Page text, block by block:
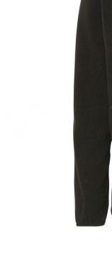
Miesten
Miesten
Miesten